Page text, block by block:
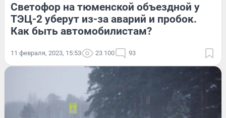
Светофор на тюменской объездной у
ТЭЦ-2 уберут из-за аварий и пробок.
Как быть автомобилистам?
11 февраля, 2023, 15:53 23 100 93